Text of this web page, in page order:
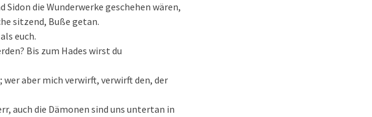
Sidon die Wunderwerke geschehen wären,
sitzend, Buße getan.
euch.
Bis zum Hades wirst du
aber mich verwirft, verwirft den, der
auch die Dämonen sind uns untertan in